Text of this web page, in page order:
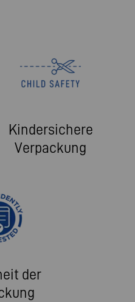
Kindersichere
Verpackung
der